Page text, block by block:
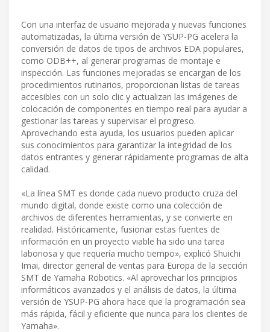
Con una interfaz de usuario mejorada y nuevas funciones
automatizadas, la última versión de YSUP-PG acelera la
conversión de datos de tipos de archivos EDA populares,
como ODB++, al generar programas de montaje e
inspección. Las funciones mejoradas se encargan de los
procedimientos rutinarios, proporcionan listas de tareas
accesibles con un solo clic y actualizan las imágenes de
colocación de componentes en tiempo real para ayudar a
gestionar las tareas y supervisar el progreso.
Aprovechando esta ayuda, los usuarios pueden aplicar
sus conocimientos para garantizar la integridad de los
datos entrantes y generar rápidamente programas de alta
calidad.
«La línea SMT es donde cada nuevo producto cruza del
mundo digital, donde existe como una colección de
archivos de diferentes herramientas, y se convierte en
realidad. Históricamente, fusionar estas fuentes de
información en un proyecto viable ha sido una tarea
laboriosa y que requería mucho tiempo», explicó Shuichi
Imai, director general de ventas para Europa de la sección
SMT de Yamaha Robotics. «Al aprovechar los principios
informáticos avanzados y el análisis de datos, la última
versión de YSUP-PG ahora hace que la programación sea
más rápida, fácil y eficiente que nunca para los clientes de
Yamaha».